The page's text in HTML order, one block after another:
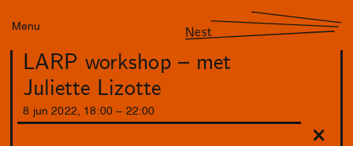
Menu Nest
LARP workshop – met
Juliette Lizotte
8 jun 2022 18 :00 22 :00